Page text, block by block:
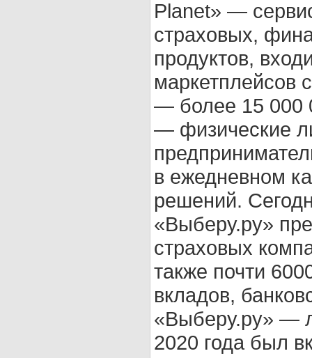
Planet» —
страховых,
продуктов,
маркетплейсов
— более 15 000
— физические
в ежедневном
решений.
«Выберу.ру»
страховых
также почти
вкладов,
«Выберу.ру» —
2020 года был